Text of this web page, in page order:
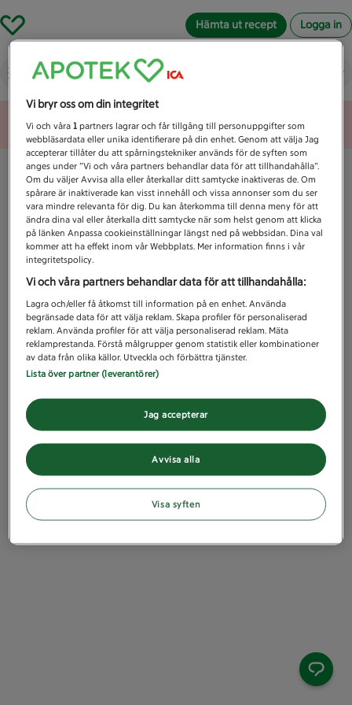
Hämta ut recept Logga in
Vad letar du efter idag?
Unknown error
Vi bryr oss om din integritet
Vi och våra1 partners lagrar och får tillgång till personuppgifter som
webbläsardata eller unika identifierare på din enhet. Genom att välja Jag
accepterar tillåter du att spårningstekniker används för de syften som
anges under ”Vi och våra partners behandlar data för att tillhandahålla”.
Om du väljer Avvisa alla eller återkallar ditt samtycke inaktiveras de. Om
spårare är inaktiverade kan visst innehåll och vissa annonser som du ser
vara mindre relevanta för dig. Du kan återkomma till denna meny för att
ändra dina val eller återkalla ditt samtycke när som helst genom att klicka
på länken Anpassa cookieinställningar längst ned på webbsidan. Dina val
kommer att ha effekt inom vår Webbplats. Mer information finns i vår
integritetspolicy.
Vi och våra partners behandlar data för att tillhandahålla:
Lagra och/eller få åtkomst till information på en enhet. Använda
begränsade data för att välja reklam. Skapa profiler för personaliserad
reklam. Använda profiler för att välja personaliserad reklam. Mäta
reklamprestanda. Förstå målgrupper genom statistik eller kombinationer
av data från olika källor. Utveckla och förbättra tjänster.
Lista över partner (leverantörer)
Avvisa alla
Jag accepterar
Visa syften